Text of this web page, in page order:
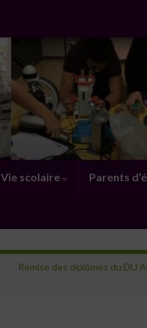
Vie scolaire Parents
Remise des diplômes du DU